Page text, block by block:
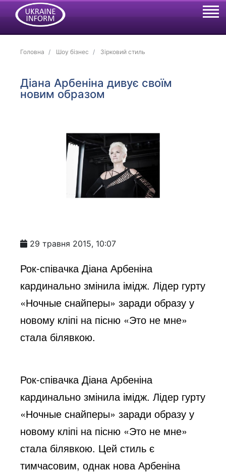
Головна Шоу бізнес Зірковий стиль
Діана Арбеніна дивує своїм
новим образом
29 травня 2015, 10:07
Рок-співачка Діана Арбеніна
кардинально змінила імідж. Лідер гурту
«Ночные снайперы» заради образу у
новому кліпі на пісню «Это не мне»
стала білявкою.
Рок-співачка Діана Арбеніна
кардинально змінила імідж. Лідер гурту
«Ночные снайперы» заради образу у
новому кліпі на пісню «Это не мне»
стала білявкою. Цей стиль є
тимчасовим, однак нова Арбеніна